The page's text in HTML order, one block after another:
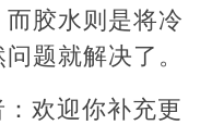
胶水则是将冷
题就解决了。
欢迎你补充更